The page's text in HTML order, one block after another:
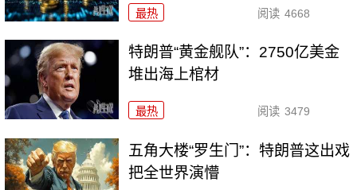
最热 阅读 4668
特朗普“黄金舰队”：2750亿美金
堆出海上棺材
最热 阅读 3479
五角大楼“罗生门”：特朗普这出戏
把全世界演懵